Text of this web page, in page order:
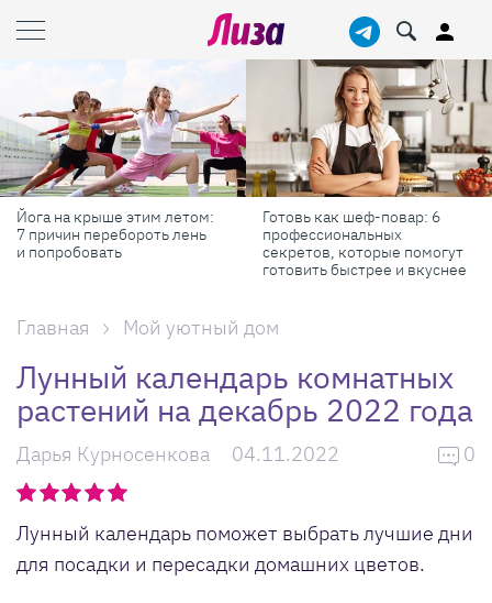
Готовь как шеф-повар: 6
профессиональных
секретов, которые помогут
Масштабные приключения:
самые красивые фестивали
России в августе
Главная Мой уютный дом
Лунный календарь комнатных
растений на декабрь 2022 года
Дарья Курносенкова 04.11.2022 0
Лунный календарь поможет выбрать лучшие дни
для посадки и пересадки домашних цветов.